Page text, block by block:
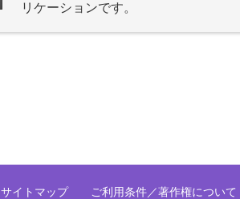
リケーションです。
サイトマップ ご利用条件／著作権について